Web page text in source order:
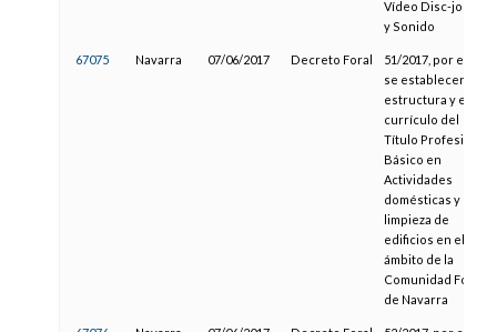
Vídeo Disc-jockey
y Sonido
67075 Navarra 07/06/2017 Decreto Foral
51/2017, por el que
se establecen la
estructura y el
currículo del
Título Profesional
Básico en
Actividades
domésticas y
limpieza de
edificios en el
ámbito de la
Comunidad Foral
de Navarra